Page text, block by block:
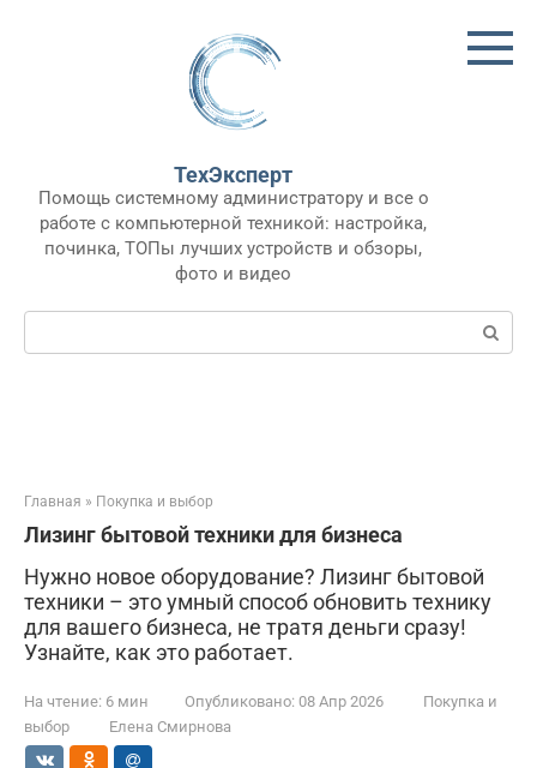
ТехЭксперт
Помощь системному администратору и все о
работе с компьютерной техникой: настройка,
починка, ТОПы лучших устройств и обзоры,
фото и видео
Поиск:
Главная » Покупка и выбор
Лизинг бытовой техники для бизнеса
Нужно новое оборудование? Лизинг бытовой
техники – это умный способ обновить технику
для вашего бизнеса, не тратя деньги сразу!
Узнайте, как это работает.
На чтение: 6 мин Опубликовано: 08 Апр 2026
Покупка и
выбор
Елена Смирнова